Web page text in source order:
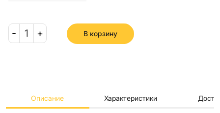
- 1 + В корзину
Описание Характеристики